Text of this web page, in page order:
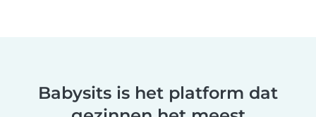
Babysits is het platform dat